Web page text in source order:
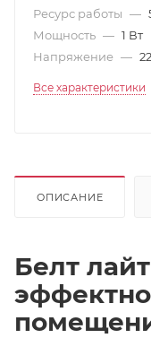
Ресурс работы —
Мощность — 1 Вт
Напряжение —
Все характеристики
ОПИСАНИЕ
Белт